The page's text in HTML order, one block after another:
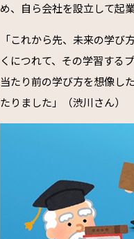
め、自ら会社を設立して起
「これから先、未来の学
くにつれて、その学習する
当たり前の学び方を想像し
たりました」（渋川さん）